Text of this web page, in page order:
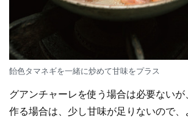
飴色タマネギを一緒に炒めて甘味をプラス
グアンチャーレを使う場合は必要ない
作る場合は、少し甘味が足りないので、